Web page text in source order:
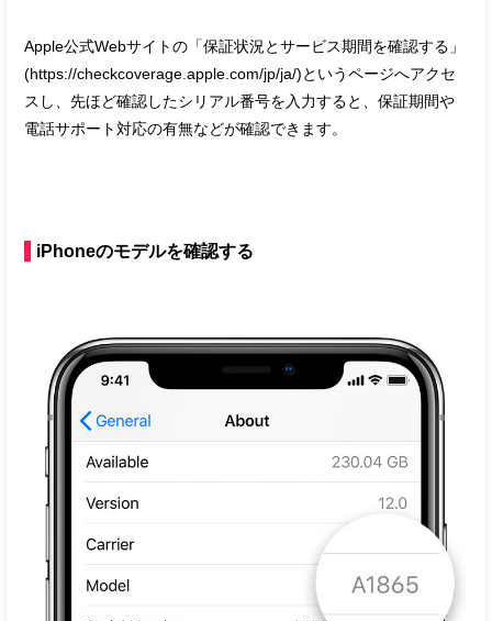
Apple公式Webサイトの「保証状況とサービス期間を確認する」
(https://checkcoverage.apple.com/jp/ja/)というページへアクセ
スし、先ほど確認したシリアル番号を入力すると、保証期間や
電話サポート対応の有無などが確認できます。
iPhoneのモデルを確認する